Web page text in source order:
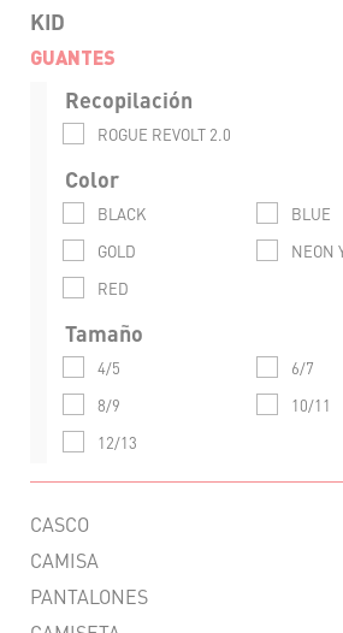
KID
GUANTES
Recopilación
ROGUE REVOLT 2.0
Color
BLACK
BLUE
GOLD
NEON
RED
Tamaño
4/5
6/7
8/9
10/11
12/13
CASCO
CAMISA
PANTALONES